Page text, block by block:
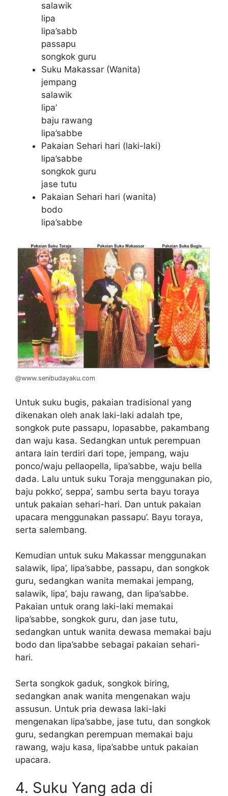
salawik
lipa
lipa’sabb
passapu
songkok guru
Suku Makassar (Wanita)
jempang
salawik
lipa’
baju rawang
lipa’sabbe
Pakaian Sehari hari (laki-laki)
lipa’sabbe
songkok guru
jase tutu
Pakaian Sehari hari (wanita)
bodo
lipa’sabbe
@www.senibudayaku.com
Untuk suku bugis, pakaian tradisional yang
dikenakan oleh anak laki-laki adalah tpe,
songkok pute passapu, lopasabbe, pakambang
dan waju kasa. Sedangkan untuk perempuan
antara lain terdiri dari tope, jempang, waju
ponco/waju pellaopella, lipa’sabbe, waju bella
dada. Lalu untuk suku Toraja menggunakan pio,
baju pokko’, seppa’, sambu serta bayu toraya
untuk pakaian sehari-hari. Dan untuk pakaian
upacara menggunakan passapu’. Bayu toraya,
serta salembang.
Kemudian untuk suku Makassar menggunakan
salawik, lipa’, lipa’sabbe, passapu, dan songkok
guru, sedangkan wanita memakai jempang,
salawik, lipa’, baju rawang, dan lipa’sabbe.
Pakaian untuk orang laki-laki memakai
lipa’sabbe, songkok guru, dan jase tutu,
sedangkan untuk wanita dewasa memakai baju
bodo dan lipa’sabbe sebagai pakaian sehari-
hari.
Serta songkok gaduk, songkok biring,
sedangkan anak wanita mengenakan waju
assusun. Untuk pria dewasa laki-laki
mengenakan lipa’sabbe, jase tutu, dan songkok
guru, sedangkan perempuan memakai baju
rawang, waju kasa, lipa’sabbe untuk pakaian
upacara.
4. Suku Yang ada di